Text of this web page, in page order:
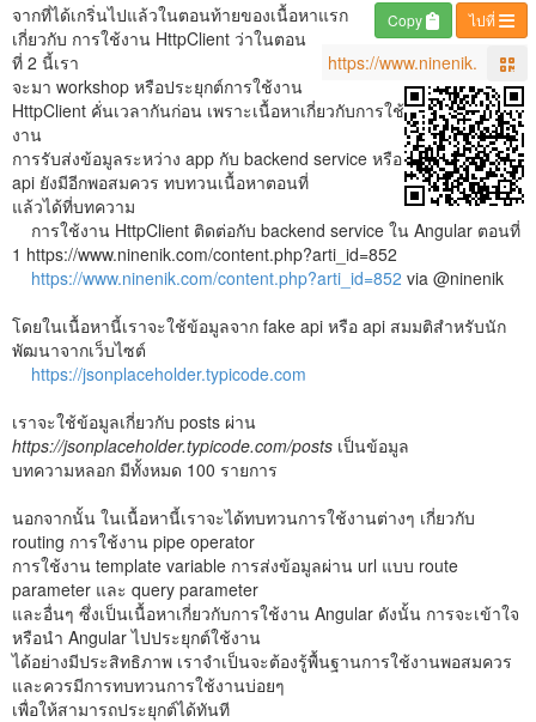
ไปที่
Copy
จากที่ได้เกริ่นไปแล้วในตอนท้ายของเนื้อหาแรก
เกี่ยวกับ การใช้งาน HttpClient ว่าในตอน
ที่ 2 นี้เรา
จะมา workshop หรือประยุกต์การใช้งาน
HttpClient คั่นเวลากันก่อน เพราะเนื้อหาเกี่ยวกับการใช้
งาน
การรับส่งข้อมูลระหว่าง app กับ backend service หรือ
api ยังมีอีกพอสมควร ทบทวนเนื้อหาตอนที่
แล้วได้ที่บทความ
การใช้งาน HttpClient ติดต่อกับ backend service ใน Angular ตอนที่
1 https://www.ninenik.com/content.php?arti_id=852
https://www.ninenik.com/content.php?arti_id=852 via @ninenik
โดยในเนื้อหานี้เราจะใช้ข้อมูลจาก fake api หรือ api สมมติสำหรับนัก
พัฒนาจากเว็บไซต์
https://jsonplaceholder.typicode.com
เราจะใช้ข้อมูลเกี่ยวกับ posts ผ่าน
https://jsonplaceholder.typicode.com/posts เป็นข้อมูล
บทความหลอก มีทั้งหมด 100 รายการ
นอกจากนั้น ในเนื้อหานี้เราจะได้ทบทวนการใช้งานต่างๆ เกี่ยวกับ
routing การใช้งาน pipe operator
การใช้งาน template variable การส่งข้อมูลผ่าน url แบบ route
parameter และ query parameter
และอื่นๆ ซึ่งเป็นเนื้อหาเกี่ยวกับการใช้งาน Angular ดังนั้น การจะเข้าใจ
หรือนำ Angular ไปประยุกต์ใช้งาน
ได้อย่างมีประสิทธิภาพ เราจำเป็นจะต้องรู้พื้นฐานการใช้งานพอสมควร
และควรมีการทบทวนการใช้งานบ่อยๆ
เพื่อให้สามารถประยุกต์ได้ทันที